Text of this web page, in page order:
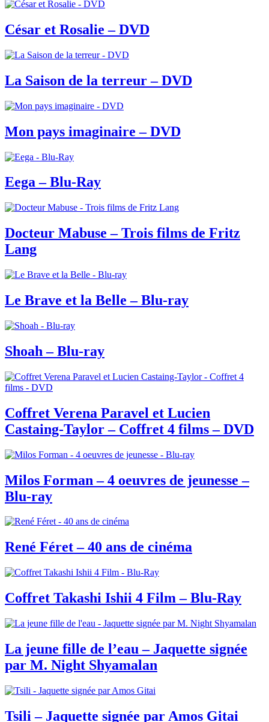
César et Rosalie – DVD
La Saison de la terreur – DVD
Mon pays imaginaire – DVD
Eega – Blu-Ray
Docteur Mabuse – Trois films de Fritz
Lang
Le Brave et la Belle – Blu-ray
Shoah – Blu-ray
Coffret Verena Paravel et Lucien
Castaing-Taylor – Coffret 4 films – DVD
Milos Forman – 4 oeuvres de jeunesse –
Blu-ray
René Féret – 40 ans de cinéma
Coffret Takashi Ishii 4 Film – Blu-Ray
La jeune fille de l’eau – Jaquette signée
par M. Night Shyamalan
Tsili – Jaquette signée par Amos Gitai